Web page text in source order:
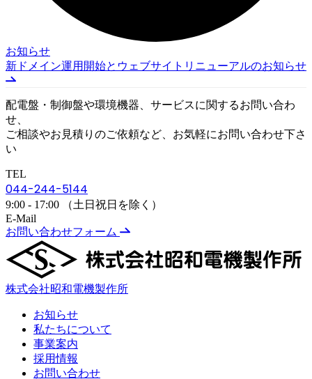
お知らせ
新ドメイン運用開始とウェブサイトリニューアルのお知らせ
配電盤・制御盤や環境機器、サービスに関するお問い合わ
せ、
ご相談やお見積りのご依頼など、お気軽にお問い合わせ下さ
い
TEL
044-244-5144
9:00 - 17:00 （土日祝日を除く）
E-Mail
お問い合わせフォーム
株式会社昭和電機製作所
お知らせ
私たちについて
事業案内
採用情報
お問い合わせ